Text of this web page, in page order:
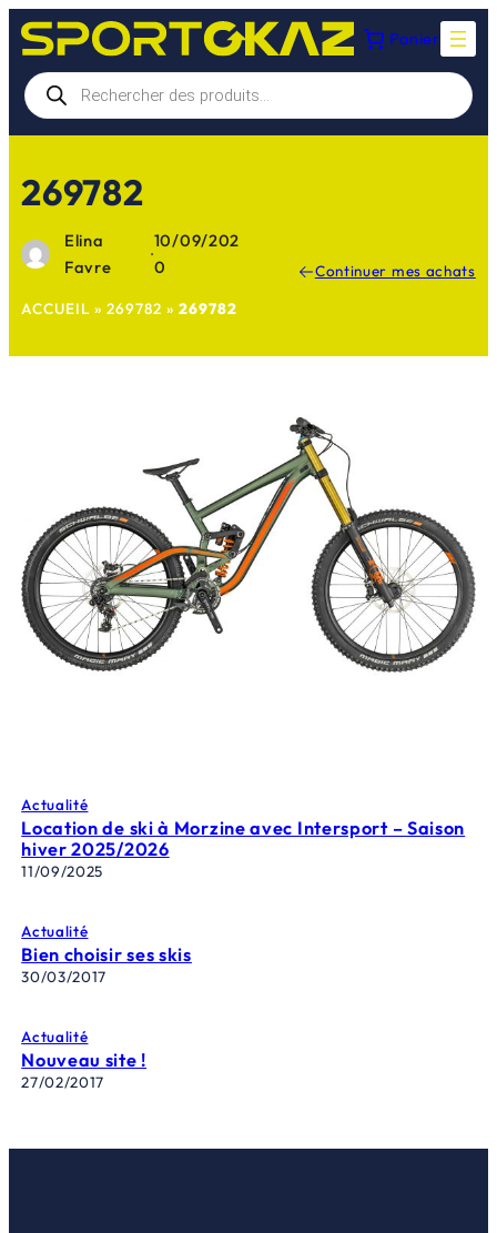
Aller
au
contenu
Panier
Recherche
de
produits
269782
Elina
Favre
·
10/09/202
0
Continuer mes achats
ACCUEIL » 269782 » 269782
Actualité
Location de ski à Morzine avec Intersport – Saison
hiver 2025/2026
11/09/2025
Actualité
Bien choisir ses skis
30/03/2017
Actualité
Nouveau site !
27/02/2017